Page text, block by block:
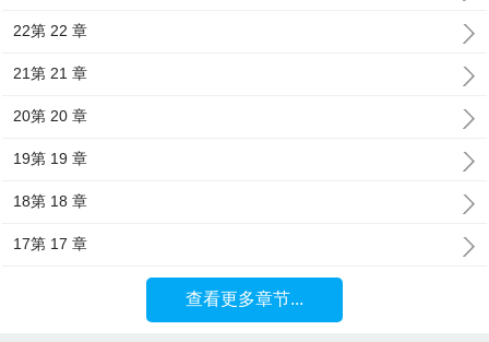
22第 22 章
21第 21 章
20第 20 章
19第 19 章
18第 18 章
17第 17 章
查看更多章节...